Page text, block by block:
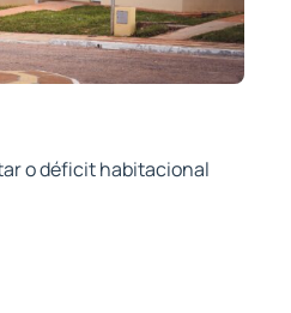
o déficit habitacional